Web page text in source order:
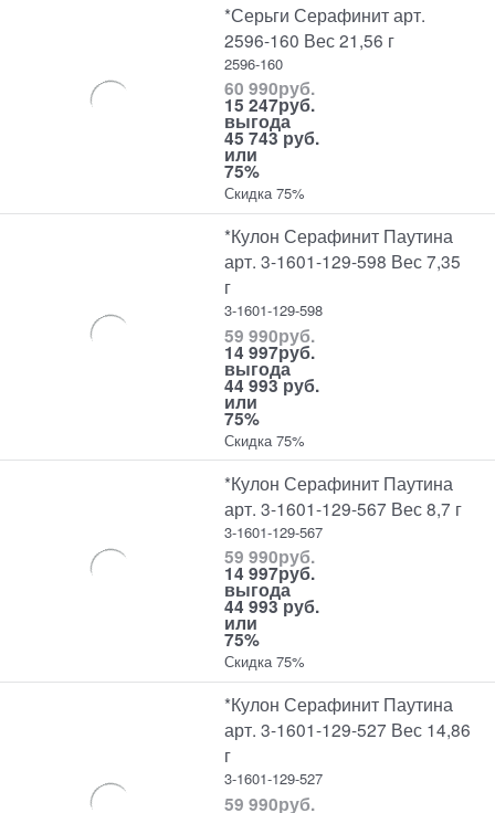
*Серьги Серафинит арт.
2596-160 Вес 21,56 г
2596-160
60 990руб.
15 247руб.
выгода
45 743 руб.
или
75%
Скидка 75%
*Кулон Серафинит Паутина
арт. 3-1601-129-598 Вес 7,35
г
3-1601-129-598
59 990руб.
14 997руб.
выгода
44 993 руб.
или
75%
Скидка 75%
*Кулон Серафинит Паутина
арт. 3-1601-129-567 Вес 8,7 г
3-1601-129-567
59 990руб.
14 997руб.
выгода
44 993 руб.
или
75%
Скидка 75%
*Кулон Серафинит Паутина
арт. 3-1601-129-527 Вес 14,86
г
3-1601-129-527
59 990руб.